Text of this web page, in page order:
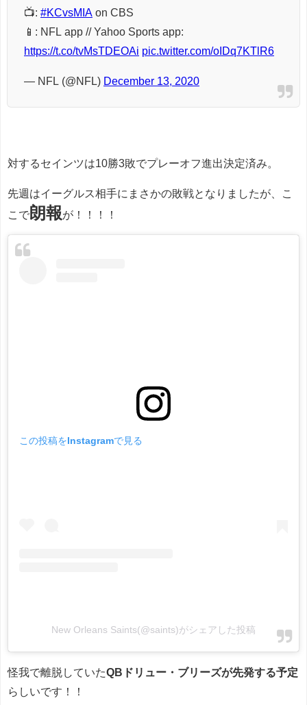
📺: #KCvsMIA on CBS
📱: NFL app // Yahoo Sports app:
https://t.co/tvMsTDEOAi pic.twitter.com/oIDq7KTlR6
— NFL (@NFL) December 13, 2020
対するセインツは10勝3敗でプレーオフ進出決定済み。
先週はイーグルス相手にまさかの敗戦となりましたが、こ
こで 朗報が！！！！
この投稿をInstagramで見る
New Orleans Saints(@saints)がシェアした投稿
怪我で離脱していたQBドリュー・ブリーズが先発する予定
らしいです！！